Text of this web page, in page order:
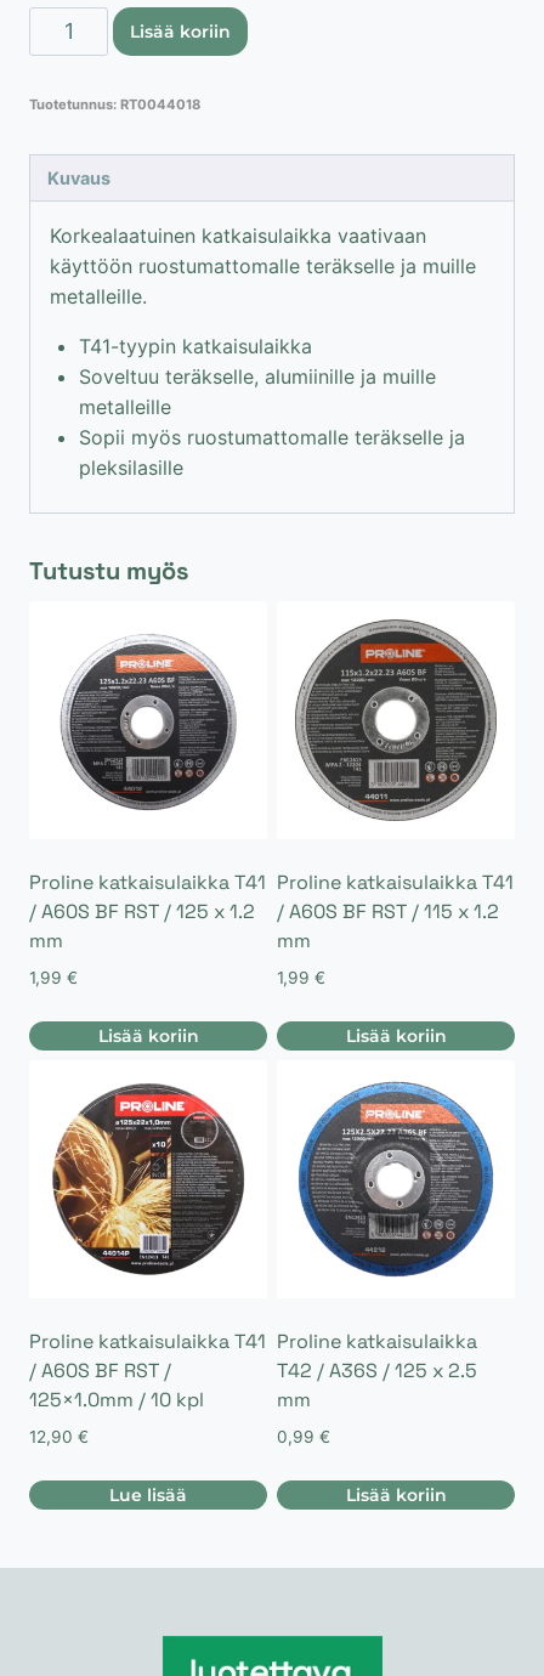
Proline
katkaisulaikka
/
RST
/
180x1.6mm
määrä
Lisää koriin
Tuotetunnus: RT0044018
Kuvaus
Korkealaatuinen katkaisulaikka vaativaan
käyttöön ruostumattomalle teräkselle ja muille
metalleille.
T41-tyypin katkaisulaikka
Soveltuu teräkselle, alumiinille ja muille
metalleille
Sopii myös ruostumattomalle teräkselle ja
pleksilasille
Tutustu myös
Proline katkaisulaikka T41
/ A60S BF RST / 125 x 1.2
mm
1,99 €
Lisää koriin
Proline katkaisulaikka T41
/ A60S BF RST / 115 x 1.2
mm
1,99 €
Lisää koriin
Proline katkaisulaikka T41
/ A60S BF RST /
125×1.0mm / 10 kpl
12,90 €
Lue lisää
Proline katkaisulaikka
T42 / A36S / 125 x 2.5
mm
0,99 €
Lisää koriin